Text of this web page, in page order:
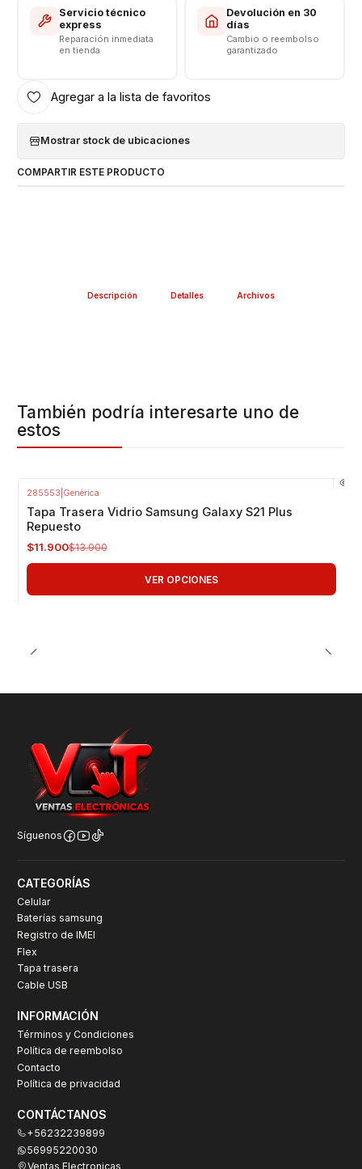
Servicio técnico
express
Reparación inmediata
en tienda
Devolución en 30
días
Cambio o reembolso
garantizado
Agregar a la lista de favoritos
Mostrar stock de ubicaciones
COMPARTIR ESTE PRODUCTO
Descripción Detalles Archivos
También podría interesarte uno de
estos
285553 Genérica
Tapa Trasera Vidrio Samsung Galaxy S21 Plus
Repuesto
$11.900$13.900
VER OPCIONES
Síguenos
CATEGORÍAS
Celular
Baterías samsung
Registro de IMEI
Flex
Tapa trasera
Cable USB
INFORMACIÓN
Términos y Condiciones
Política de reembolso
Contacto
Política de privacidad
CONTÁCTANOS
+56232239899
56995220030
Ventas Electronicas